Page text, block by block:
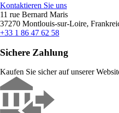
Kontaktieren Sie uns
11 rue Bernard Maris
37270 Montlouis-sur-Loire,
+33 1 86 47 62 58
Sichere Zahlung
Kaufen Sie sicher auf unserer